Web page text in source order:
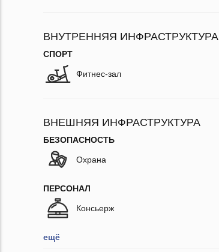
ВНУТРЕННЯЯ ИНФРАСТРУКТУРА
СПОРТ
Фитнес-зал
ВНЕШНЯЯ ИНФРАСТРУКТУРА
БЕЗОПАСНОСТЬ
Охрана
ПЕРСОНАЛ
Консьерж
ещё